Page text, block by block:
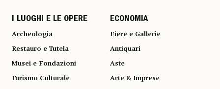
I LUOGHI E LE OPERE
Archeologia
Restauro e Tutela
Musei e Fondazioni
Turismo Culturale
ECONOMIA
Fiere e Gallerie
Antiquari
Aste
Arte & Imprese